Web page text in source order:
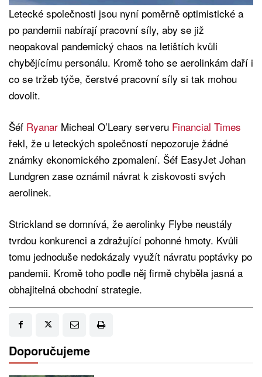
Letecké společnosti jsou nyní poměrně optimistické a
po pandemii nabírají pracovní síly, aby se již
neopakoval pandemický chaos na letištích kvůli
chybějícímu personálu. Kromě toho se aerolinkám daří i
co se tržeb týče, čerstvé pracovní síly si tak mohou
dovolit.
Šéf Ryanar Micheal O’Leary serveru Financial Times
řekl, že u leteckých společností nepozoruje žádné
známky ekonomického zpomalení. Šéf EasyJet Johan
Lundgren zase oznámil návrat k ziskovosti svých
aerolinek.
Strickland se domnívá, že aerolinky Flybe neustály
tvrdou konkurenci a zdražující pohonné hmoty. Kvůli
tomu jednoduše nedokázaly využít návratu poptávky po
pandemii. Kromě toho podle něj firmě chyběla jasná a
obhajitelná obchodní strategie.
Doporučujeme